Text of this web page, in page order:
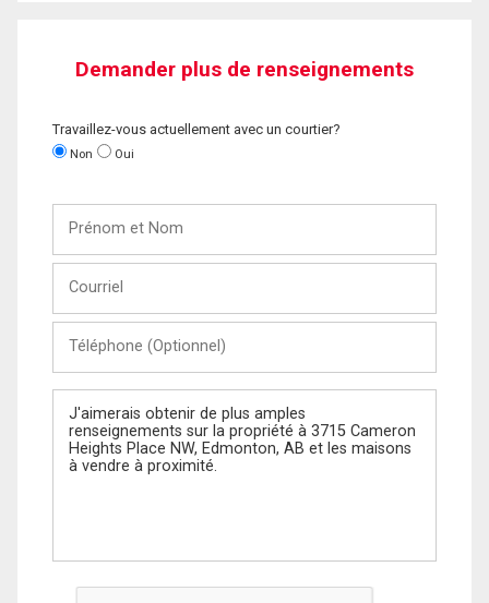
Demander plus de renseignements
Travaillez-vous actuellement avec un courtier?
Non Oui
Nom
(Optionnel)
Message